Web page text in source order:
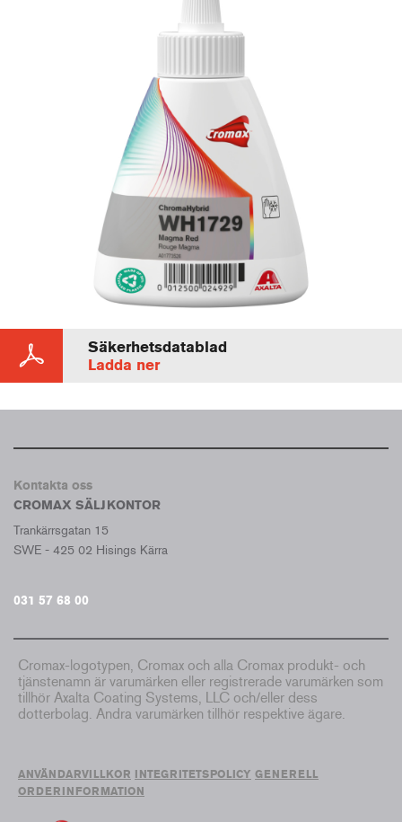
Säkerhetsdatablad
Ladda ner
Kontakta oss
CROMAX SÄLJKONTOR
Trankärrsgatan 15
SWE - 425 02 Hisings Kärra
031 57 68 00
Cromax-logotypen, Cromax och alla Cromax produkt- och
tjänstenamn är varumärken eller registrerade varumärken som
tillhör Axalta Coating Systems, LLC och/eller dess
dotterbolag. Andra varumärken tillhör respektive ägare.
ANVÄNDARVILLKOR INTEGRITETSPOLICY GENERELL
ORDERINFORMATION